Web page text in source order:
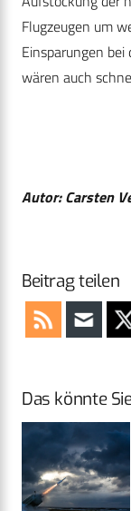
Flugzeugen um
Einsparungen
wären auch
Autor: Carsten
Beitrag teilen
Das könnte